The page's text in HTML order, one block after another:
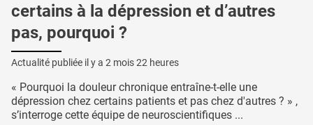
certains à la dépression et d’autres
pas, pourquoi ?
Actualité publiée il y a 2 mois 22 heures
« Pourquoi la douleur chronique entraîne-t-elle une
dépression chez certains patients et pas chez d'autres ? » ,
s’interroge cette équipe de neuroscientifiques ...